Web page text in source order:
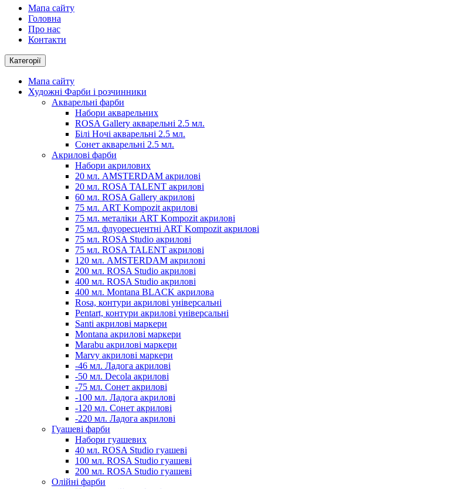
Мапа сайту
Головна
Про нас
Контакти
Категорії
Мапа сайту
Художні Фарби і розчинники
Акварельні фарби
Набори акварельних
ROSA Gallery акварельні 2.5 мл.
Білі Ночі акварельні 2.5 мл.
Сонет акварельні 2.5 мл.
Акрилові фарби
Набори акрилових
20 мл. AMSTERDAM акрилові
20 мл. ROSA TALENT акрилові
60 мл. ROSA Gallery акрилові
75 мл. ART Kompozit акрилові
75 мл. металіки ART Kompozit акрилові
75 мл. флуоресцентні ART Kompozit акрилові
75 мл. ROSA Studio акрилові
75 мл. ROSA TALENT акрилові
120 мл. AMSTERDAM акрилові
200 мл. ROSA Studio акрилові
400 мл. ROSA Studio акрилові
400 мл. Montana BLACK акрилова
Rosa, контури акрилові універсальні
Pentart, контури акрилові універсальні
Santi акрилові маркери
Montana акрилові маркери
Marabu акрилові маркери
Marvy акрилові маркери
-46 мл. Ладога акрилові
-50 мл. Decola акрилові
-75 мл. Сонет акрилові
-100 мл. Ладога акрилові
-120 мл. Сонет акрилові
-220 мл. Ладога акрилові
Гуашеві фарби
Набори гуашевих
40 мл. ROSA Studio гуашеві
100 мл. ROSA Studio гуашеві
200 мл. ROSA Studio гуашеві
Олійні фарби